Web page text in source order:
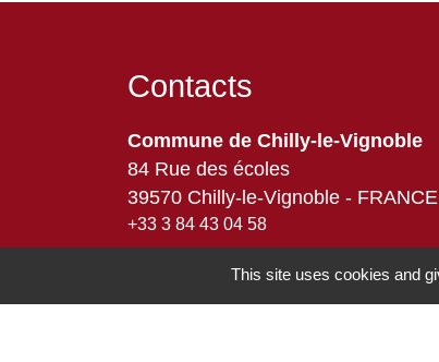
Contacts
Commune de Chilly-le-Vignoble
84 Rue des écoles
39570 Chilly-le-Vignoble - FRANCE
+33 3 84 43 04 58
This site uses cookies and